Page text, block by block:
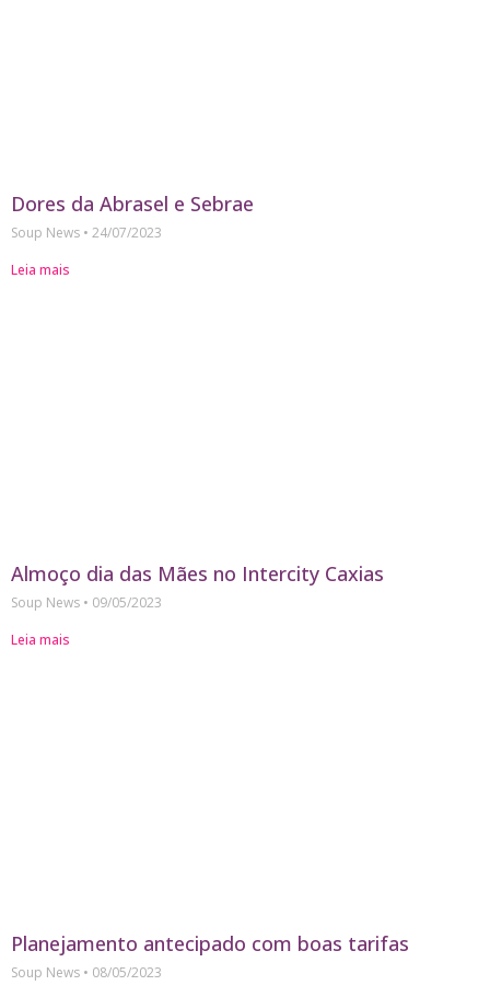
Dores da Abrasel e Sebrae
Soup News
24/07/2023
Leia mais
Almoço dia das Mães no Intercity Caxias
Soup News
09/05/2023
Leia mais
Planejamento antecipado com boas tarifas
Soup News
08/05/2023